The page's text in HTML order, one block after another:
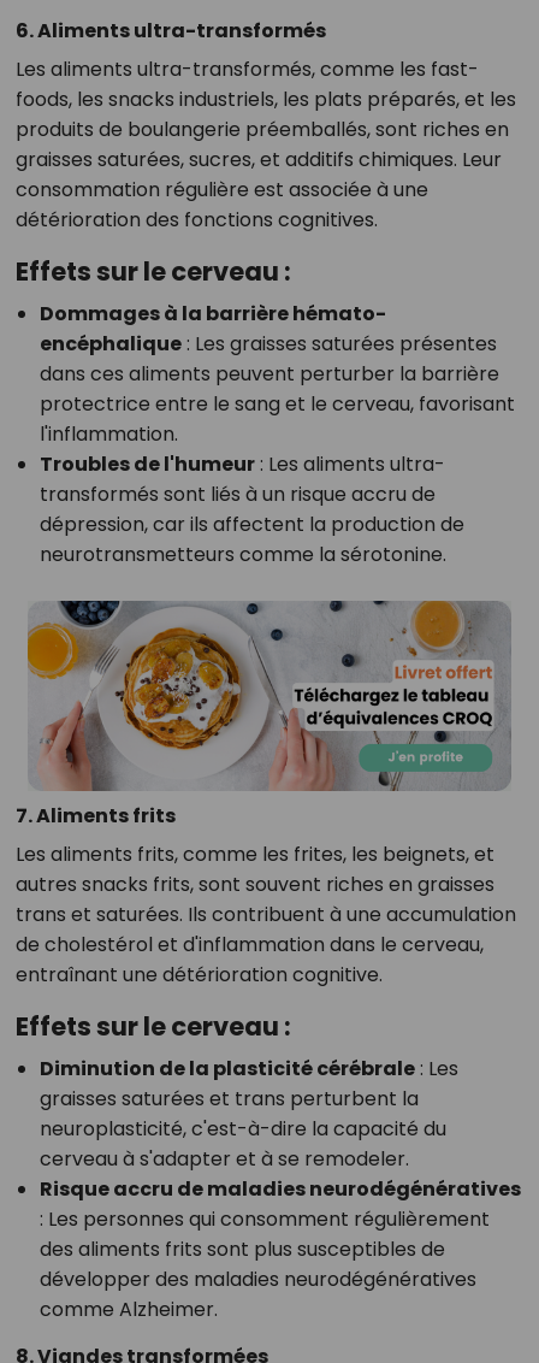
6. Aliments ultra-transformés
Les aliments ultra-transformés, comme les fast-
foods, les snacks industriels, les plats préparés, et les
produits de boulangerie préemballés, sont riches en
graisses saturées, sucres, et additifs chimiques. Leur
consommation régulière est associée à une
détérioration des fonctions cognitives.
Effets sur le cerveau :
Dommages à la barrière hémato-
encéphalique: Les graisses saturées présentes
dans ces aliments peuvent perturber la barrière
protectrice entre le sang et le cerveau, favorisant
l'inflammation.
Troubles de l'humeur: Les aliments ultra-
transformés sont liés à un risque accru de
dépression, car ils affectent la production de
neurotransmetteurs comme la sérotonine.
7. Aliments frits
Les aliments frits, comme les frites, les beignets, et
autres snacks frits, sont souvent riches en graisses
trans et saturées. Ils contribuent à une accumulation
de cholestérol et d'inflammation dans le cerveau,
entraînant une détérioration cognitive.
Effets sur le cerveau :
Diminution de la plasticité cérébrale: Les
graisses saturées et trans perturbent la
neuroplasticité, c'est-à-dire la capacité du
cerveau à s'adapter et à se remodeler.
Risque accru de maladies neurodégénératives
: Les personnes qui consomment régulièrement
des aliments frits sont plus susceptibles de
développer des maladies neurodégénératives
comme Alzheimer.
8. Viandes transformées